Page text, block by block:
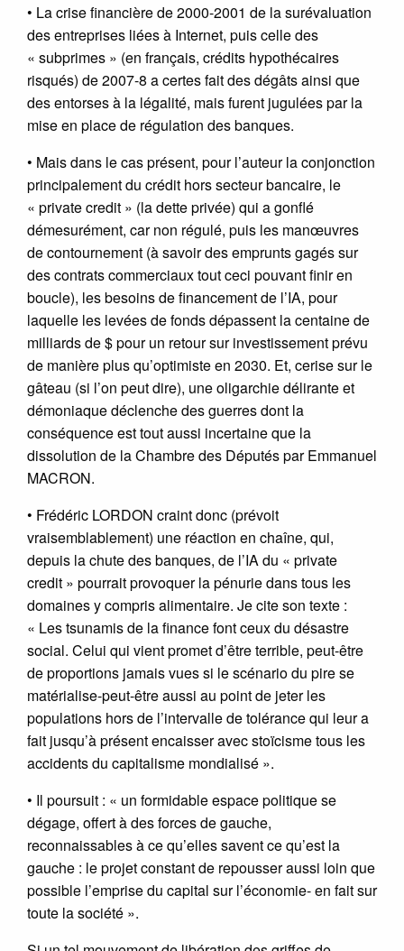
• La crise financière de 2000-2001 de la surévaluation
des entreprises liées à Internet, puis celle des
« subprimes » (en français, crédits hypothécaires
risqués) de 2007-8 a certes fait des dégâts ainsi que
des entorses à la légalité, mais furent jugulées par la
mise en place de régulation des banques.
• Mais dans le cas présent, pour l’auteur la conjonction
principalement du crédit hors secteur bancaire, le
« private credit » (la dette privée) qui a gonflé
démesurément, car non régulé, puis les manœuvres
de contournement (à savoir des emprunts gagés sur
des contrats commerciaux tout ceci pouvant finir en
boucle), les besoins de financement de l’IA, pour
laquelle les levées de fonds dépassent la centaine de
milliards de $ pour un retour sur investissement prévu
de manière plus qu’optimiste en 2030. Et, cerise sur le
gâteau (si l’on peut dire), une oligarchie délirante et
démoniaque déclenche des guerres dont la
conséquence est tout aussi incertaine que la
dissolution de la Chambre des Députés par Emmanuel
MACRON.
• Frédéric LORDON craint donc (prévoit
vraisemblablement) une réaction en chaîne, qui,
depuis la chute des banques, de l’IA du « private
credit » pourrait provoquer la pénurie dans tous les
domaines y compris alimentaire. Je cite son texte :
« Les tsunamis de la finance font ceux du désastre
social. Celui qui vient promet d’être terrible, peut-être
de proportions jamais vues si le scénario du pire se
matérialise-peut-être aussi au point de jeter les
populations hors de l’intervalle de tolérance qui leur a
fait jusqu’à présent encaisser avec stoïcisme tous les
accidents du capitalisme mondialisé ».
• Il poursuit : « un formidable espace politique se
dégage, offert à des forces de gauche,
reconnaissables à ce qu’elles savent ce qu’est la
gauche : le projet constant de repousser aussi loin que
possible l’emprise du capital sur l’économie- en fait sur
toute la société ».